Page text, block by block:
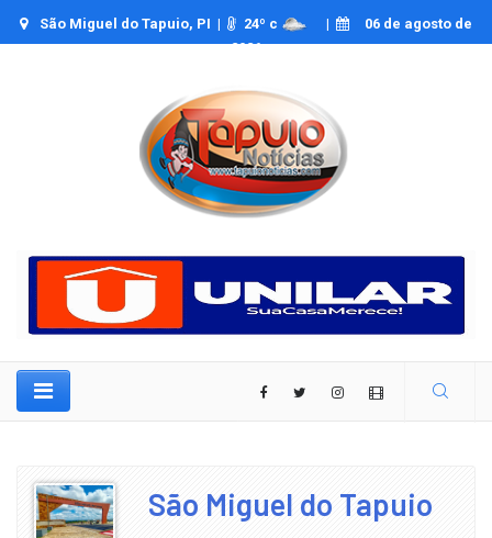
São Miguel do Tapuio, PI | 24º c |
06 de agosto de
2026
São Miguel do Tapuio